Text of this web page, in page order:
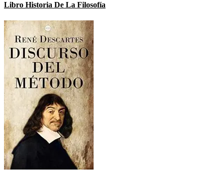
Libro Historia De La Filosofía